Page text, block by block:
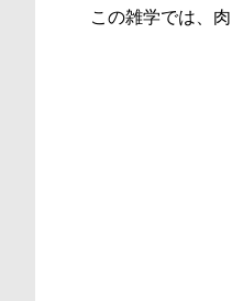
この雑学では、